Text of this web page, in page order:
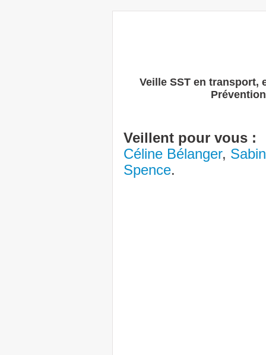
Veille SST en transport,
Veillent pour vous :
Céline Bélanger,
Spence.